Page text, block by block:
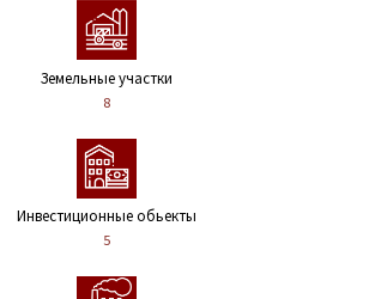
Земельные участки
8
Инвестиционные обьекты
5